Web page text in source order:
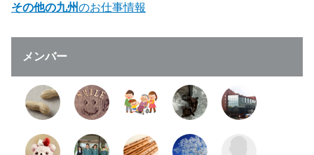
その他の九州のお仕事情報
メンバー